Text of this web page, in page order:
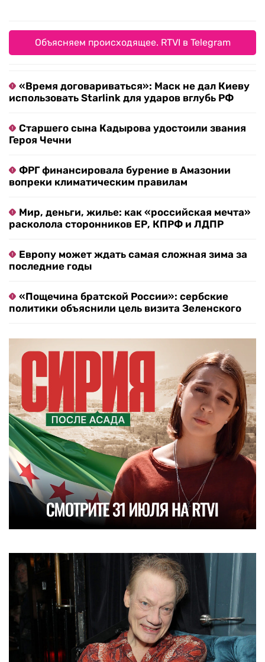
Объясняем происходящее. RTVI в Telegram
«Время договариваться»: Маск не дал Киеву
использовать Starlink для ударов вглубь РФ
Старшего сына Кадырова удостоили звания
Героя Чечни
ФРГ финансировала бурение в Амазонии
вопреки климатическим правилам
Мир, деньги, жилье: как «российская мечта»
расколола сторонников ЕР, КПРФ и ЛДПР
Европу может ждать самая сложная зима за
последние годы
«Пощечина братской России»: сербские
политики объяснили цель визита Зеленского